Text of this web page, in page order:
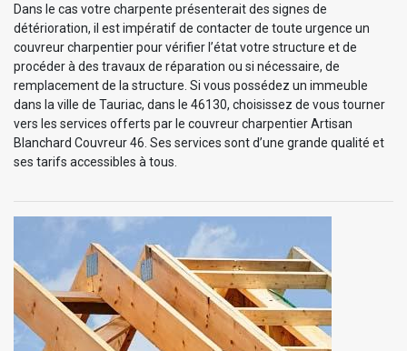
Dans le cas votre charpente présenterait des signes de
détérioration, il est impératif de contacter de toute urgence un
couvreur charpentier pour vérifier l’état votre structure et de
procéder à des travaux de réparation ou si nécessaire, de
remplacement de la structure. Si vous possédez un immeuble
dans la ville de Tauriac, dans le 46130, choisissez de vous tourner
vers les services offerts par le couvreur charpentier Artisan
Blanchard Couvreur 46. Ses services sont d’une grande qualité et
ses tarifs accessibles à tous.